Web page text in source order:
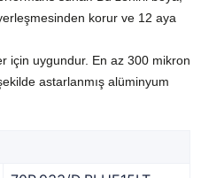
korur ve 12 aya
için uygundur. En az 300 mikron
astarlanmış alüminyum